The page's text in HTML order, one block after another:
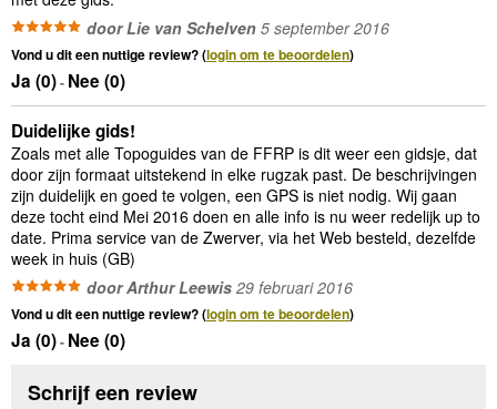
door Lie van Schelven 5 september 2016
Vond u dit een nuttige review? (login om te beoordelen)
Ja (0)- Nee (0)
Duidelijke gids!
Zoals met alle Topoguides van de FFRP is dit weer een gidsje, dat
door zijn formaat uitstekend in elke rugzak past. De beschrijvingen
zijn duidelijk en goed te volgen, een GPS is niet nodig. Wij gaan
deze tocht eind Mei 2016 doen en alle info is nu weer redelijk up to
date. Prima service van de Zwerver, via het Web besteld, dezelfde
week in huis (GB)
door Arthur Leewis 29 februari 2016
Vond u dit een nuttige review? (login om te beoordelen)
Ja (0)- Nee (0)
Schrijf een review